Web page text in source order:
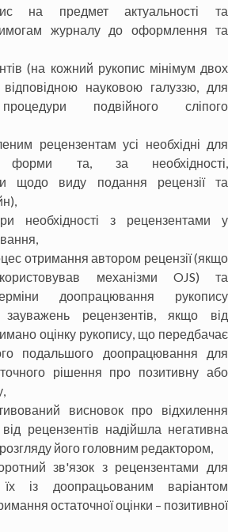
на предмет актуальності та
вимогам журналу до оформлення та
(на кожний рукопис мінімум двох
відповідною науковою галуззю, для
подвійного сліпого
рецензентам усі необхідні для
форми та, за необхідності,
щодо виду подання рецензії та
необхідності з рецензентами у
отримання автором рецензії (якщо
механізми OJS) та
доопрацювання рукопису
зауважень рецензентів, якщо від
оцінку рукопису, що передбачає
подальшого доопрацювання для
рішення про позитивну або
висновок про відхилення
рецензентів надійшла негативна
його головним редактором,
зв'язок з рецензентами для
із доопрацьованим варіантом
остаточної оцінки – позитивної